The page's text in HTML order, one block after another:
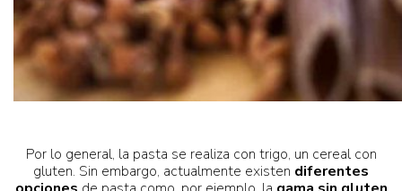
Por lo general, la pasta se realiza con trigo, un cereal con
gluten. Sin embargo, actualmente existen diferentes